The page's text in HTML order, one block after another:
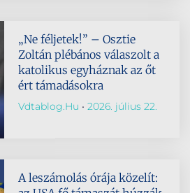
„Ne féljetek!” – Osztie
Zoltán plébános válaszolt a
katolikus egyháznak az őt
ért támadásokra
Vdtablog.hu 2026. július 22.
A leszámolás órája közelít: